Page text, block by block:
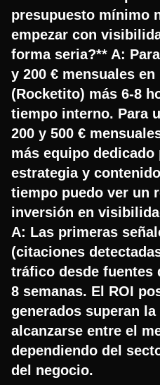
presupuesto mínimo
empezar con
forma seria?** A:
y 200 € mensuales
(Rocketito) más 6-8
tiempo interno. Para
200 y 500 €
más equipo
estrategia y
tiempo puedo ver un
inversión en
A: Las primeras
(citaciones
tráfico desde fuentes
8 semanas. El ROI
generados superan
alcanzarse entre el
dependiendo del
del negocio.